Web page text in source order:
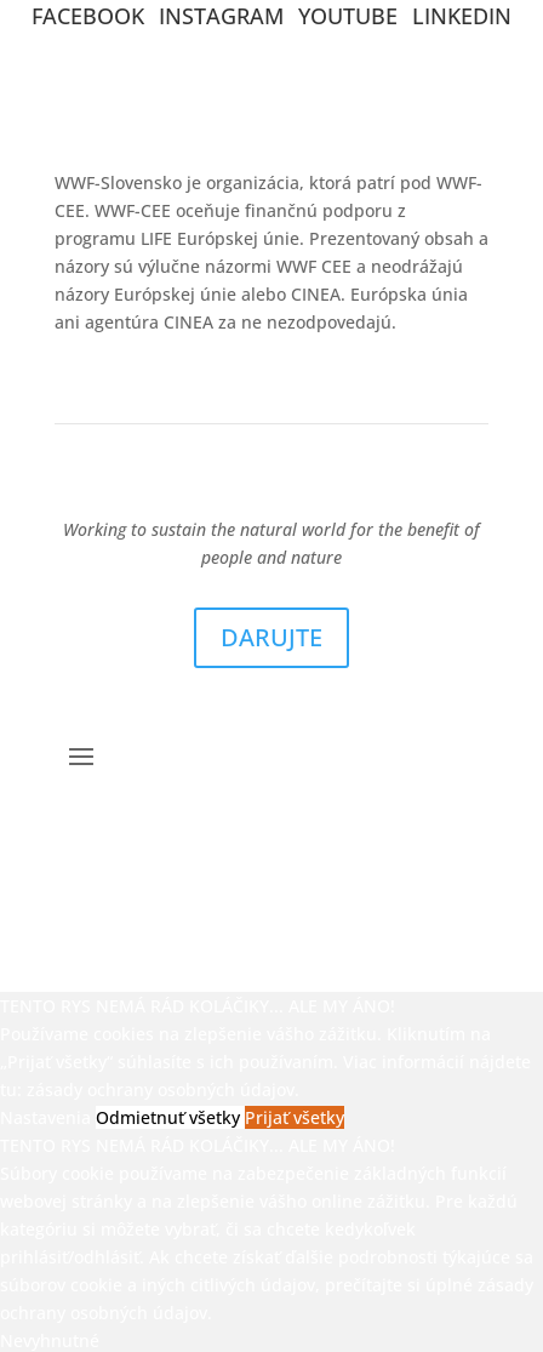
FACEBOOK INSTAGRAM YOUTUBE LINKEDIN
WWF-Slovensko je organizácia, ktorá patrí pod WWF-
CEE. WWF-CEE oceňuje finančnú podporu z
programu LIFE Európskej únie. Prezentovaný obsah a
názory sú výlučne názormi WWF CEE a neodrážajú
názory Európskej únie alebo CINEA. Európska únia
ani agentúra CINEA za ne nezodpovedajú.
Working to sustain the natural world for the benefit of
people and nature
DARUJTE
Odmietnuť všetky Prijať všetky